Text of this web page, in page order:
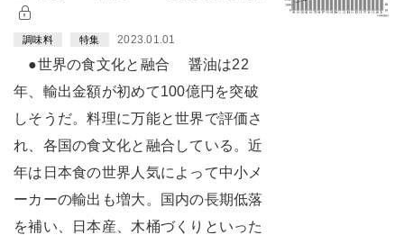
調味料 特集 2023.01.01
●世界の食文化と融合 醤油は22
年、輸出金額が初めて100億円を突破
しそうだ。料理に万能と世界で評価さ
れ、各国の食文化と融合している。近
年は日本食の世界人気によって中小メ
ーカーの輸出も増大。国内の長期低落
を補い、日本産、木桶づくりといった